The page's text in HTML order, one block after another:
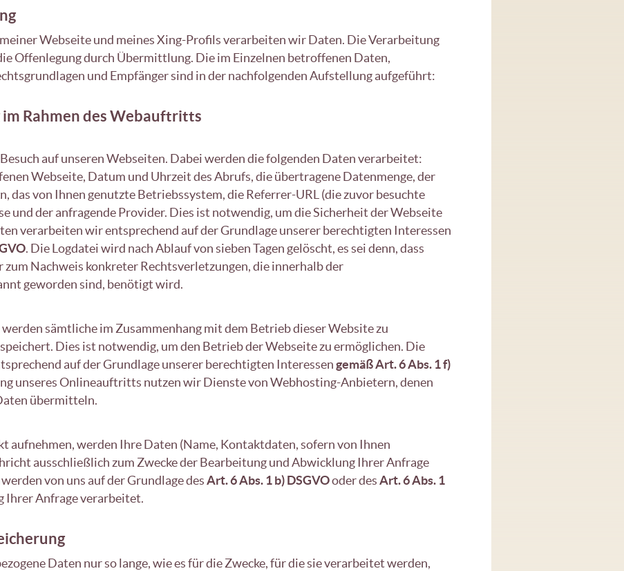
Webseite und meines Xing-Profils verarbeiten wir Daten. Die Verarbeitung
Offenlegung durch Übermittlung. Die im Einzelnen betroffenen Daten,
und Empfänger sind in der nachfolgenden Aufstellung aufgeführt:
Rahmen des Webauftritts
auf unseren Webseiten. Dabei werden die folgenden Daten verarbeitet:
Webseite, Datum und Uhrzeit des Abrufs, die übertragene Datenmenge, der
das von Ihnen genutzte Betriebssystem, die Referrer-URL (die zuvor besuchte
und der anfragende Provider. Dies ist notwendig, um die Sicherheit der Webseite
verarbeiten wir entsprechend auf der Grundlage unserer berechtigten Interessen
. Die Logdatei wird nach Ablauf von sieben Tagen gelöscht, es sei denn, dass
zum Nachweis konkreter Rechtsverletzungen, die innerhalb der
geworden sind, benötigt wird.
sämtliche im Zusammenhang mit dem Betrieb dieser Website zu
Dies ist notwendig, um den Betrieb der Webseite zu ermöglichen. Die
auf der Grundlage unserer berechtigten Interessengemäß Art. 6 Abs. 1 f)
unseres Onlineauftritts nutzen wir Dienste von Webhosting-Anbietern, denen
übermitteln.
aufnehmen, werden Ihre Daten (Name, Kontaktdaten, sofern von Ihnen
ausschließlich zum Zwecke der Bearbeitung und Abwicklung Ihrer Anfrage
von uns auf der Grundlage desArt. 6 Abs. 1 b) DSGVOoder desArt. 6 Abs. 1
Ihrer Anfrage verarbeitet.
Daten nur so lange, wie es für die Zwecke, für die sie verarbeitet werden,